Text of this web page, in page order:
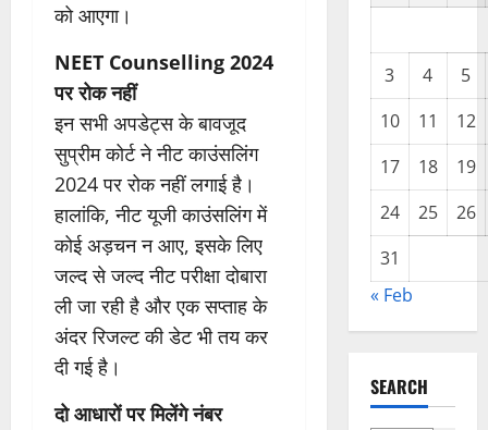
को आएगा।
NEET Counselling 2024
पर रोक नहीं
इन सभी अपडेट्स के बावजूद
सुप्रीम कोर्ट ने नीट काउंसलिंग
2024 पर रोक नहीं लगाई है।
हालांकि, नीट यूजी काउंसलिंग में
कोई अड़चन न आए, इसके लिए
जल्द से जल्द नीट परीक्षा दोबारा
ली जा रही है और एक सप्ताह के
अंदर रिजल्ट की डेट भी तय कर
दी गई है।
दो आधारों पर मिलेंगे नंबर
3 4
5
10
11
12
17
18
19
24
25
26
31
« Feb
SEARCH